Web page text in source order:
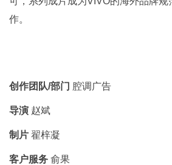
作。
创作团队/部门 腔调广告
导演 赵斌
制片 翟梓凝
客户服务 俞果